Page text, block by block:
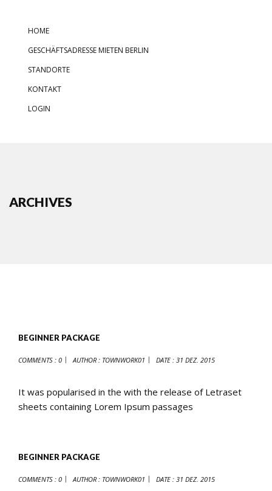
HOME
GESCHÄFTSADRESSE MIETEN BERLIN
STANDORTE
KONTAKT
LOGIN
ARCHIVES
BEGINNER PACKAGE
COMMENTS : 0 AUTHOR : TOWNWORK01 DATE : 31 DEZ. 2015
It was popularised in the with the release of Letraset
sheets containing Lorem Ipsum passages
BEGINNER PACKAGE
COMMENTS : 0 AUTHOR : TOWNWORK01 DATE : 31 DEZ. 2015